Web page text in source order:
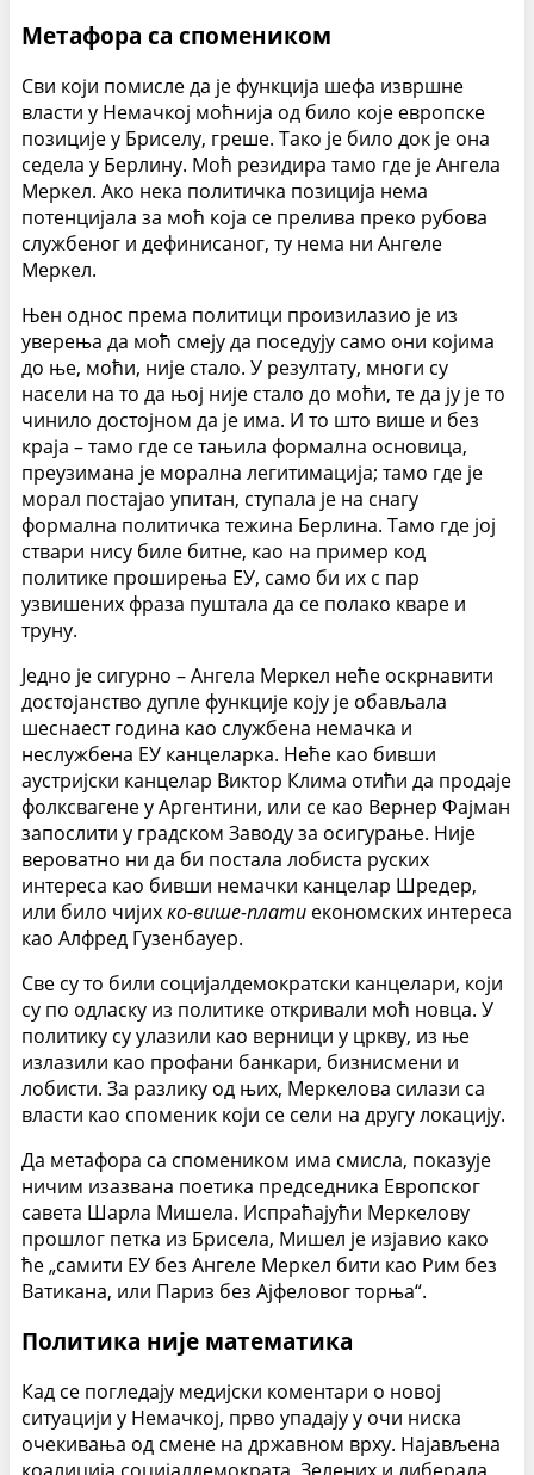
Метафора са спомеником
Сви који помисле да је функција шефа извршне
власти у Немачкој моћнија од било које европске
позиције у Бриселу, греше. Тако је било док је она
седела у Берлину. Моћ резидира тамо где је Ангела
Меркел. Ако нека политичка позиција нема
потенцијала за моћ која се прелива преко рубова
службеног и дефинисаног, ту нема ни Ангеле
Меркел.
Њен однос према политици произилазио је из
уверења да моћ смеју да поседују само они којима
до ње, моћи, није стало. У резултату, многи су
насели на то да њој није стало до моћи, те да ју је то
чинило достојном да је има. И то што више и без
краја – тамо где се тањила формална основица,
преузимана је морална легитимација; тамо где је
морал постајао упитан, ступала је на снагу
формална политичка тежина Берлина. Тамо где јој
ствари нису биле битне, као на пример код
политике проширења ЕУ, само би их с пар
узвишених фраза пуштала да се полако кваре и
труну.
Једно је сигурно – Ангела Меркел неће оскрнавити
достојанство дупле функције коју је обављала
шеснаест година као службена немачка и
неслужбена ЕУ канцеларка. Неће као бивши
аустријски канцелар Виктор Клима отићи да продаје
фолксвагене у Аргентини, или се као Вернер Фајман
запослити у градском Заводу за осигурање. Није
вероватно ни да би постала лобиста руских
интереса као бивши немачки канцелар Шредер,
или било чијихко-више-плати економских интереса
као Алфред Гузенбауер.
Све су то били социјалдемократски канцелари, који
су по одласку из политике откривали моћ новца. У
политику су улазили као верници у цркву, из ње
излазили као профани банкари, бизнисмени и
лобисти. За разлику од њих, Меркелова силази са
власти као споменик који се сели на другу локацију.
Да метафора са спомеником има смисла, показује
ничим изазвана поетика председника Европског
савета Шарла Мишела. Испраћајући Меркелову
прошлог петка из Брисела, Мишел је изјавио како
ће „самити ЕУ без Ангеле Меркел бити као Рим без
Ватикана, или Париз без Ајфеловог торња“.
Политика није математика
Кад се погледају медијски коментари о новој
ситуацији у Немачкој, прво упадају у очи ниска
очекивања од смене на државном врху. Најављена